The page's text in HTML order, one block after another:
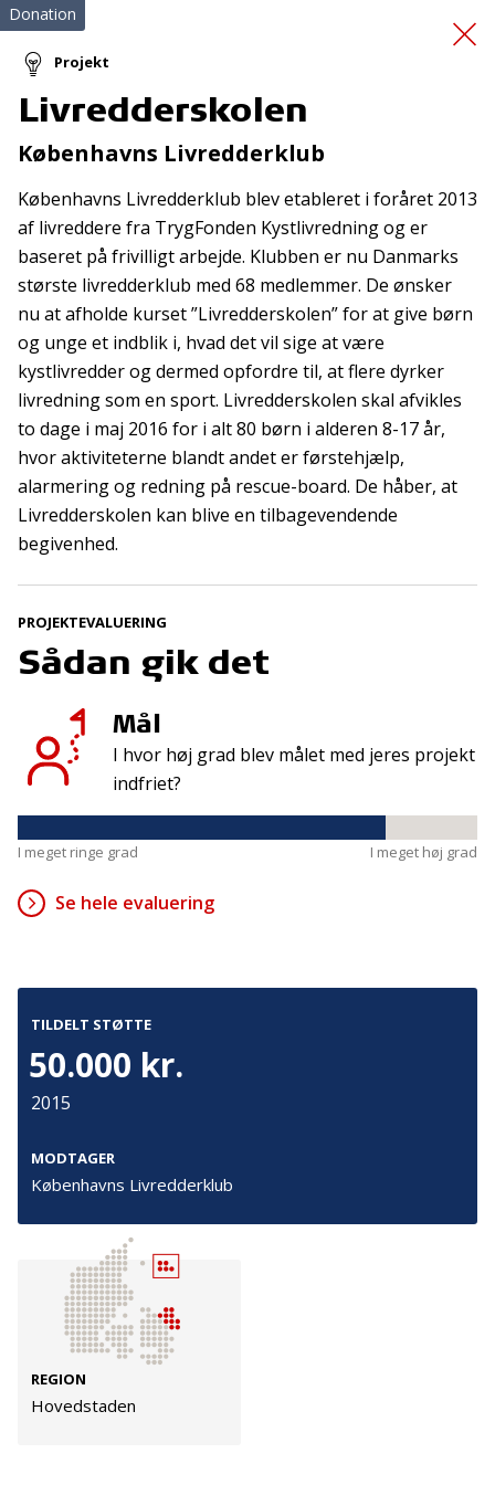
Førstehjælpskursus
Donation
Projekt
Livredderskolen
Københavns Livredderklub
Københavns Livredderklub blev etableret i foråret 2013
af livreddere fra TrygFonden Kystlivredning og er
baseret på frivilligt arbejde. Klubben er nu Danmarks
største livredderklub med 68 medlemmer. De ønsker
nu at afholde kurset ”Livredderskolen” for at give børn
og unge et indblik i, hvad det vil sige at være
kystlivredder og dermed opfordre til, at flere dyrker
livredning som en sport. Livredderskolen skal afvikles
to dage i maj 2016 for i alt 80 børn i alderen 8-17 år,
hvor aktiviteterne blandt andet er førstehjælp,
alarmering og redning på rescue-board. De håber, at
Livredderskolen kan blive en tilbagevendende
begivenhed.
PROJEKTEVALUERING
Sådan gik det
Mål
I hvor høj grad blev målet med jeres projekt
indfriet?
I meget ringe grad I meget høj grad
Se hele evaluering
TILDELT STØTTE
50.000 kr.
2015
MODTAGER
Københavns Livredderklub
REGION
Hovedstaden
Tilmeld nyhedsbrev
De seneste nyheder om TrygFondens og TryghedsGruppens
aktiviteter direkte i din indbakke.
Tilmeld
Kontakt
T:45 26 08 00
info@trygfonden.dk
TryghedsGruppen
T:45 26 08 26
info@tryghedsgruppen.dk
Fakturering
Kontakt os
Vilkår
TryghedsGruppen
LinkedIn
TrygFonden
Facebook